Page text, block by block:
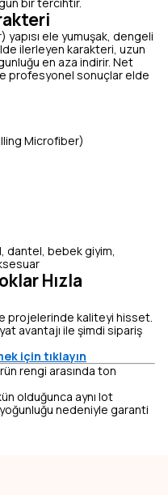
ele yumuşak, dengeli
ilerleyen karakteri, uzun
en aza indirir. Net
profesyonel sonuçlar elde
Microfiber)
dantel, bebek giyim,
Hızla
projelerinde kaliteyi hisset.
avantajı ile şimdi sipariş
için tıklayın
rengi arasında ton
olduğunca aynı lot
nedeniyle garanti